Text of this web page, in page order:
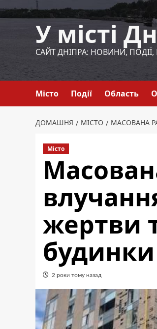
до
У місті
САЙТ ДНІПРА: НОВИНИ,
Місто Події Область
ДОМАШНЯ МІСТО МАСОВАНА
Місто
жертви
будинки
2 роки тому назад